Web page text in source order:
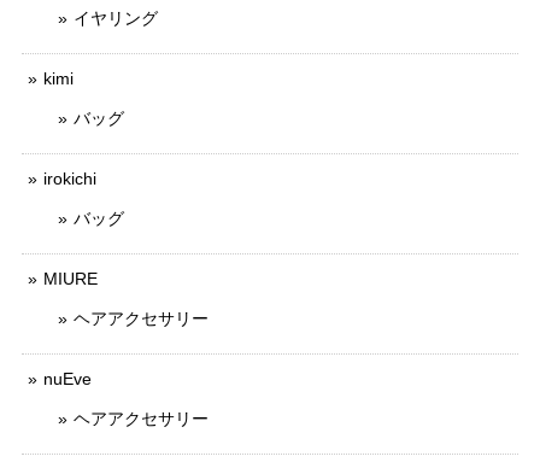
イヤリング
kimi
バッグ
irokichi
バッグ
MIURE
ヘアアクセサリー
nuEve
ヘアアクセサリー